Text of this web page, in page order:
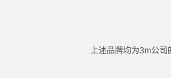
上述品牌均为3m公司